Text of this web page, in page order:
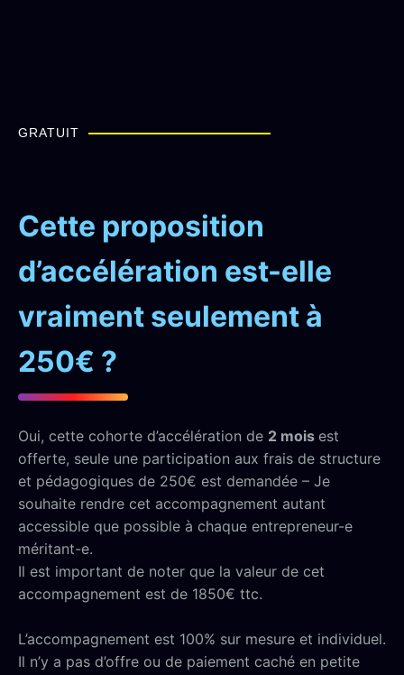
GRATUIT
Cette proposition
d’accélération est-elle
vraiment seulement à
250€ ?
Oui, cette cohorte d’accélération de 2 mois est
offerte, seule une participation aux frais de structure
et pédagogiques de 250€ est demandée – Je
souhaite rendre cet accompagnement autant
accessible que possible à chaque entrepreneur-e
méritant-e.
Il est important de noter que la valeur de cet
accompagnement est de 1850€ ttc.
L’accompagnement est 100% sur mesure et individuel.
Il n’y a pas d’offre ou de paiement caché en petite